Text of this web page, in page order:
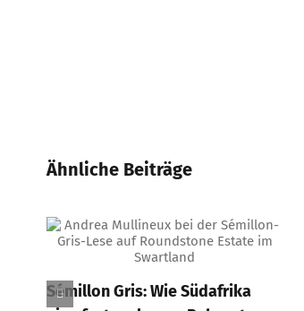
Ähnliche Beiträge
Sémillon Gris: Wie Südafrika